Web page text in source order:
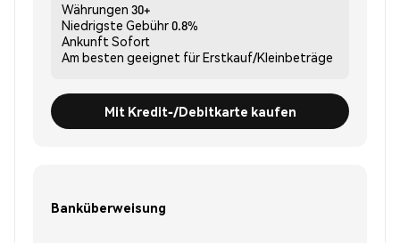
Währungen 30+
Niedrigste Gebühr0.8%
Ankunft Sofort
Am besten geeignet fürErstkauf/Kleinbeträge
Mit Kredit-/Debitkarte kaufen
Banküberweisung